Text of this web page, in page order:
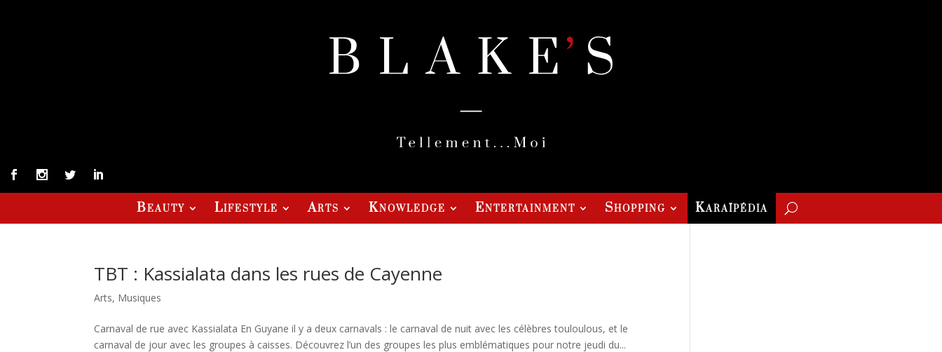
Beauty Lifestyle Arts Knowledge Entertainment Shopping Karaïpédia
TBT : Kassialata dans les rues de Cayenne
Arts, Musiques
Carnaval de rue avec Kassialata En Guyane il y a deux carnavals : le carnaval de nuit avec les célèbres touloulous, et le
carnaval de jour avec les groupes à caisses. Découvrez l’un des groupes les plus emblématiques pour notre jeudi du...